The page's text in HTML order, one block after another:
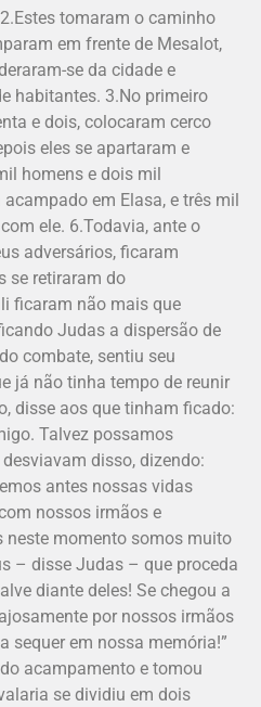
tomaram o caminho
em frente de Mesalot,
se da cidade e
habitantes. 3.No primeiro
e dois, colocaram cerco
eles se apartaram e
homens e dois mil
em Elasa, e três mil
ele. 6.Todavia, ante o
adversários, ficaram
se retiraram do
ficaram não mais que
Judas a dispersão de
combate, sentiu seu
já não tinha tempo de reunir
disse aos que tinham ficado:
Talvez possamos
disso, dizendo:
antes nossas vidas
nossos irmãos e
neste momento somos muito
– disse Judas – que proceda
diante deles! Se chegou a
por nossos irmãos
sequer em nossa memória!”
acampamento e tomou
se dividiu em dois